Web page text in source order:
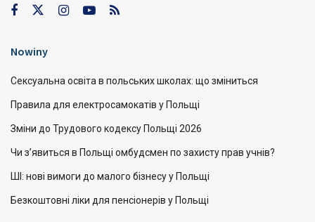
Nowiny
Сексуальна освіта в польських школах: що зміниться
Правила для електросамокатів у Польщі
Зміни до Трудового кодексу Польщі 2026
Чи з’явиться в Польщі омбудсмен по захисту прав учнів?
ШІ: нові вимоги до малого бізнесу у Польщі
Безкоштовні ліки для пенсіонерів у Польщі